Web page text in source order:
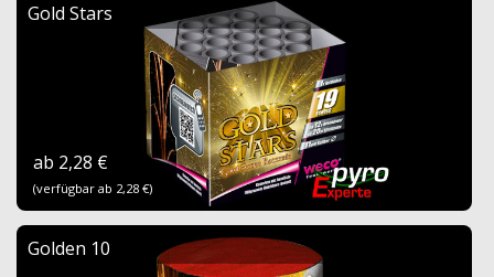
Gold Stars
ab 2,28 €
(verfügbar ab 2,28 €)
Golden 10